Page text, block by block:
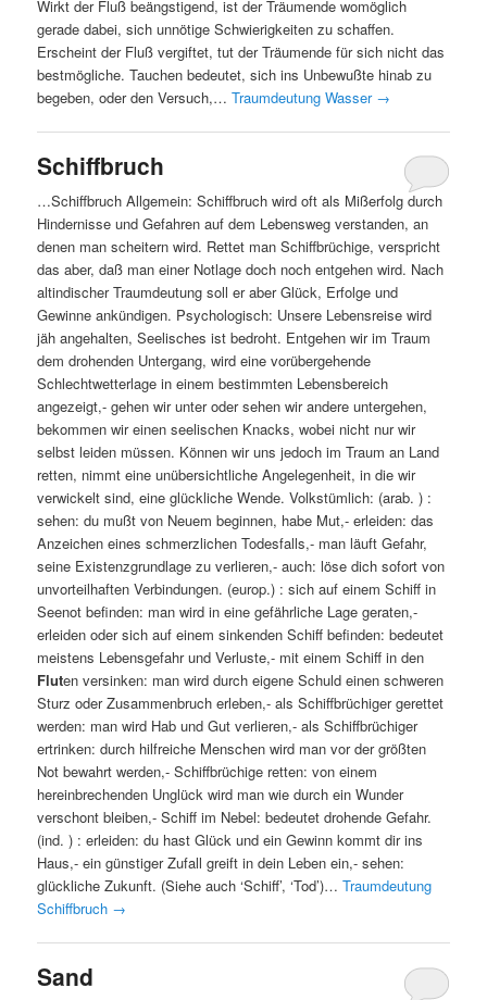
Wirkt der Fluß beängstigend, ist der Träumende womöglich
gerade dabei, sich unnötige Schwierigkeiten zu schaffen.
Erscheint der Fluß vergiftet, tut der Träumende für sich nicht das
bestmögliche. Tauchen bedeutet, sich ins Unbewußte hinab zu
begeben, oder den Versuch,…Traumdeutung Wasser →
Schiffbruch
…Schiffbruch Allgemein: Schiffbruch wird oft als Mißerfolg durch
Hindernisse und Gefahren auf dem Lebensweg verstanden, an
denen man scheitern wird. Rettet man Schiffbrüchige, verspricht
das aber, daß man einer Notlage doch noch entgehen wird. Nach
altindischer Traumdeutung soll er aber Glück, Erfolge und
Gewinne ankündigen. Psychologisch: Unsere Lebensreise wird
jäh angehalten, Seelisches ist bedroht. Entgehen wir im Traum
dem drohenden Untergang, wird eine vorübergehende
Schlechtwetterlage in einem bestimmten Lebensbereich
angezeigt,- gehen wir unter oder sehen wir andere untergehen,
bekommen wir einen seelischen Knacks, wobei nicht nur wir
selbst leiden müssen. Können wir uns jedoch im Traum an Land
retten, nimmt eine unübersichtliche Angelegenheit, in die wir
verwickelt sind, eine glückliche Wende. Volkstümlich: (arab. ) :
sehen: du mußt von Neuem beginnen, habe Mut,- erleiden: das
Anzeichen eines schmerzlichen Todesfalls,- man läuft Gefahr,
seine Existenzgrundlage zu verlieren,- auch: löse dich sofort von
unvorteilhaften Verbindungen. (europ.) : sich auf einem Schiff in
Seenot befinden: man wird in eine gefährliche Lage geraten,-
erleiden oder sich auf einem sinkenden Schiff befinden: bedeutet
meistens Lebensgefahr und Verluste,- mit einem Schiff in den
Fluten versinken: man wird durch eigene Schuld einen schweren
Sturz oder Zusammenbruch erleben,- als Schiffbrüchiger gerettet
werden: man wird Hab und Gut verlieren,- als Schiffbrüchiger
ertrinken: durch hilfreiche Menschen wird man vor der größten
Not bewahrt werden,- Schiffbrüchige retten: von einem
hereinbrechenden Unglück wird man wie durch ein Wunder
verschont bleiben,- Schiff im Nebel: bedeutet drohende Gefahr.
(ind. ) : erleiden: du hast Glück und ein Gewinn kommt dir ins
Haus,- ein günstiger Zufall greift in dein Leben ein,- sehen:
glückliche Zukunft. (Siehe auch ‘Schiff’, ‘Tod’)…Traumdeutung
Schiffbruch →
Sand